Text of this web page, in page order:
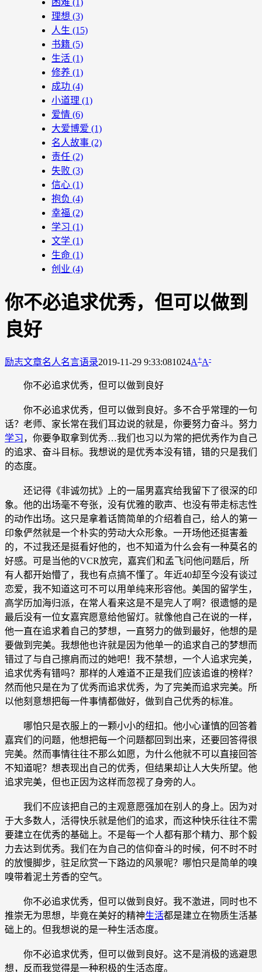
困难 (1)
理想 (3)
人生 (15)
书籍 (5)
生活 (1)
修养 (1)
成功 (4)
小道理 (1)
爱情 (6)
大爱博爱 (1)
名人故事 (2)
责任 (2)
失败 (3)
信心 (1)
抱负 (4)
幸福 (2)
学习 (1)
文学 (1)
生命 (1)
创业 (4)
你不必追求优秀，但可以做到
良好
励志文章名人名言语录2019-11-29 9:33:081024A+A-
你不必追求优秀，但可以做到良好
你不必追求优秀，但可以做到良好。多不合乎常理的一句
话？老师、家长常在我们耳边说的就是，你要努力奋斗。努力
学习，你要争取拿到优秀…我们也习以为常的把优秀作为自己
的追求、奋斗目标。我想说的是优秀本没有错，错的只是我们
的态度。
还记得《非诚勿扰》上的一届男嘉宾给我留下了很深的印
象。他的出场毫不夸张，没有优雅的歌声、也没有带走标志性
的动作出场。这只是拿着话筒简单的介绍着自己，给人的第一
印象俨然就是一个朴实的劳动大众形象。一开场他还挺害羞
的，不过我还是挺看好他的，也不知道为什么会有一种莫名的
好感。可是当他的VCR放完，嘉宾们和孟飞问他问题后，所
有人都开始懵了，我也有点搞不懂了。年近40却至今没有谈过
恋爱，我不知道这可不可以用单纯来形容他。美国的留学生，
高学历加海归派，在常人看来这是不是完人了啊？很遗憾的是
最后没有一位女嘉宾愿意给他留灯。就像他自己在说的一样，
他一直在追求着自己的梦想，一直努力的做到最好，他想的是
要做到完美。我想他也许就是因为他单一的追求自己的梦想而
错过了与自己擦肩而过的她吧！我不禁想，一个人追求完美，
追求优秀有错吗？那样的人难道不正是我们应该追谁的榜样？
然而他只是在为了优秀而追求优秀，为了完美而追求完美。所
以他刻意想把每一件事情都做好，做到自己优秀的标准。
哪怕只是衣服上的一颗小小的纽扣。他小心谨慎的回答着
嘉宾们的问题，他想把每一个问题都回到出来，还要回答得很
完美。然而事情往往不那么如愿，为什么他就不可以直接回答
不知道呢？想表现出自己的优秀，但结果却让人大失所望。他
追求完美，但也正因为这样而忽视了身旁的人。
我们不应该把自己的主观意愿强加在别人的身上。因为对
于大多数人，活得快乐就是他们的追求，而这种快乐往往不需
要建立在优秀的基础上。不是每一个人都有那个精力、那个毅
力去达到优秀。我们在为自己的信仰奋斗的时候，何不时不时
的放慢脚步，驻足欣赏一下路边的风景呢？哪怕只是简单的嗅
嗅带着泥土芳香的空气。
你不必追求优秀，但可以做到良好。我不激进，同时也不
推崇无为思想，毕竟在美好的精神生活都是建立在物质生活基
础上的。但我想说的是一种生活态度。
你不必追求优秀，但可以做到良好。这不是消极的逃避思
想，反而我觉得是一种积极的生活态度。